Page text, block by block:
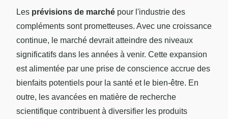
Les prévisions de marché pour l'industrie des
compléments sont prometteuses. Avec une croissance
continue, le marché devrait atteindre des niveaux
significatifs dans les années à venir. Cette expansion
est alimentée par une prise de conscience accrue des
bienfaits potentiels pour la santé et le bien-être. En
outre, les avancées en matière de recherche
scientifique contribuent à diversifier les produits